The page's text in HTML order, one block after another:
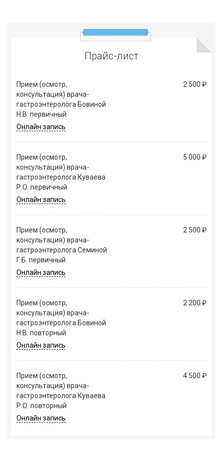
Прайс-лист
Прием (осмотр,
консультация) врача-
гастроэнтеролога Бовиной
Н.В. первичный
2 500 ₽
Онлайн запись
Прием (осмотр,
консультация) врача-
гастроэнтеролога Куваева
Р.О. первичный
5 000 ₽
Онлайн запись
Прием (осмотр,
консультация) врача-
гастроэнтеролога Семиной
Г.Б. первичный
2 500 ₽
Онлайн запись
Прием (осмотр,
консультация) врача-
гастроэнтеролога Бовиной
Н.В. повторный
2 200 ₽
Онлайн запись
Прием (осмотр,
консультация) врача-
гастроэнтеролога Куваева
Р.О. повторный
4 500 ₽
Онлайн запись